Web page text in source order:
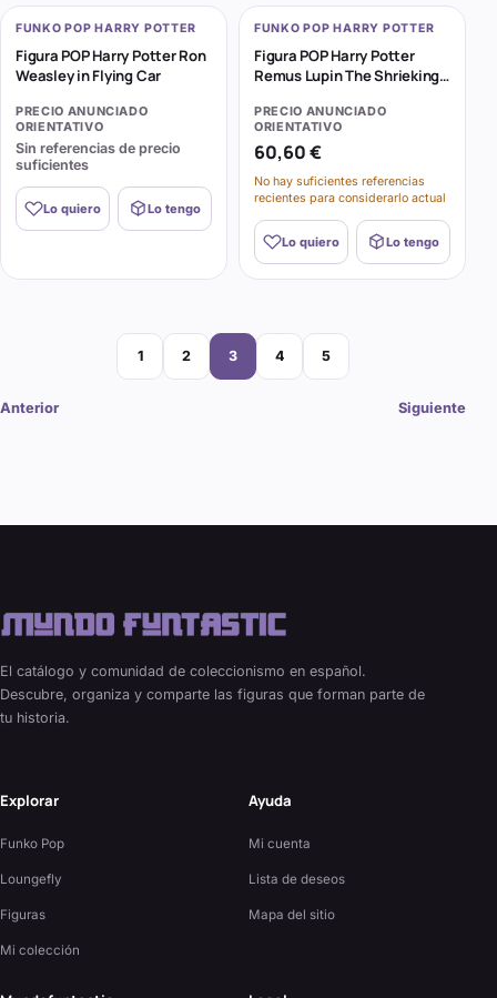
FUNKO POP HARRY POTTER
Figura POP Harry Potter Ron
Weasley in Flying Car
PRECIO ANUNCIADO
ORIENTATIVO
Sin referencias de precio
suficientes
Lo quiero Lo tengo
FUNKO POP HARRY POTTER
Figura POP Harry Potter
Remus Lupin The Shrieking
PRECIO ANUNCIADO
ORIENTATIVO
60,60 €
No hay suficientes referencias
recientes para considerarlo actual
Lo quiero Lo tengo
Anterior
Página
1
Página
2
Página
3
Página
4
Página
5
Siguiente
El catálogo y comunidad de coleccionismo en español.
Descubre, organiza y comparte las figuras que forman parte de
tu historia.
Explorar
Funko Pop
Loungefly
Figuras
Mi colección
Ayuda
Mi cuenta
Lista de deseos
Mapa del sitio